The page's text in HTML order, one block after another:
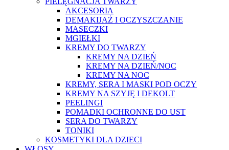
AKCESORIA
DEMAKIJAŻ I OCZYSZCZANIE
MASECZKI
MGIEŁKI
KREMY DO TWARZY
KREMY NA DZIEŃ
KREMY NA DZIEŃ/NOC
KREMY NA NOC
KREMY, SERA I MASKI POD OCZY
KREMY NA SZYJĘ I DEKOLT
PEELINGI
POMADKI OCHRONNE DO UST
SERA DO TWARZY
TONIKI
KOSMETYKI DLA DZIECI